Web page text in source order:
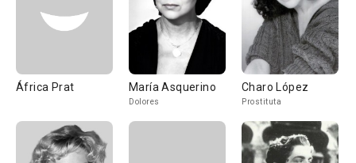
África Prat María Asquerino
Dolores
Charo López
Prostituta